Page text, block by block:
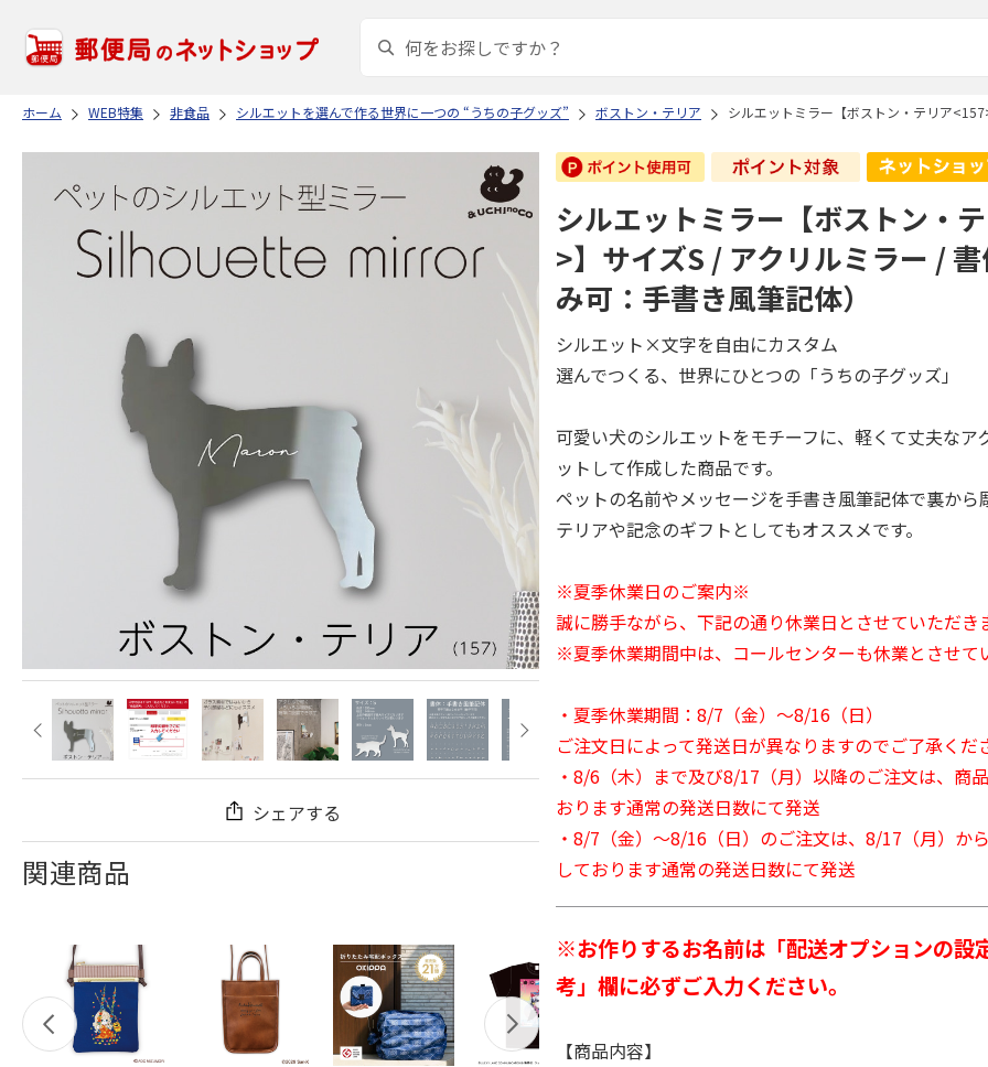
ホーム WEB特集 非食品 シルエットを選んで作る世界に一つの “うちの子グッズ” ボストン・テリア シルエットミラー【ボストン・テリア
シェアする
関連商品
シルエットミラー【ボストン・
>】サイズS / アクリルミラー /
み可：手書き風筆記体）
シルエット×文字を自由にカスタム
選んでつくる、世界にひとつの「うちの子グッズ」
可愛い犬のシルエットをモチーフに、軽くて丈夫なア
ットして作成した商品です。
ペットの名前やメッセージを手書き風筆記体で裏から
テリアや記念のギフトとしてもオススメです。
※夏季休業日のご案内※
誠に勝手ながら、下記の通り休業日とさせていただき
※夏季休業期間中は、コールセンターも休業とさせて
・夏季休業期間：8/7（金）～8/16（日）
ご注文日によって発送日が異なりますのでご了承くだ
・8/6（木）まで及び8/17（月）以降のご注文は、商
おります通常の発送日数にて発送
・8/7（金）～8/16（日）のご注文は、8/17（月）か
しております通常の発送日数にて発送
※お作りするお名前は「配送オプションの設
考」欄に必ずご入力ください。
【商品内容】